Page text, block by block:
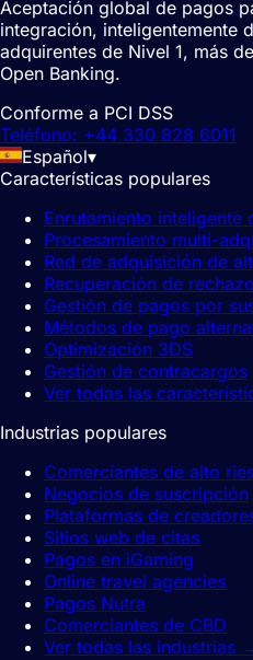
Aceptación global de pagos
integración, inteligentemente
adquirentes de Nivel 1, más
Open Banking.
Conforme a PCI DSS
Teléfono: +44 330 828 6011
Español▾
Características populares
Enrutamiento inteligente
Procesamiento multi-
Red de adquisición de
Recuperación de
Gestión de pagos por
Métodos de pago
Optimización 3DS
Gestión de contracargos
Ver todas las
Industrias populares
Comerciantes de alto
Negocios de suscripción
Plataformas de
Sitios web de citas
Pagos en iGaming
Online travel agencies
Pagos Nutra
Comerciantes de CBD
Ver todas las industrias